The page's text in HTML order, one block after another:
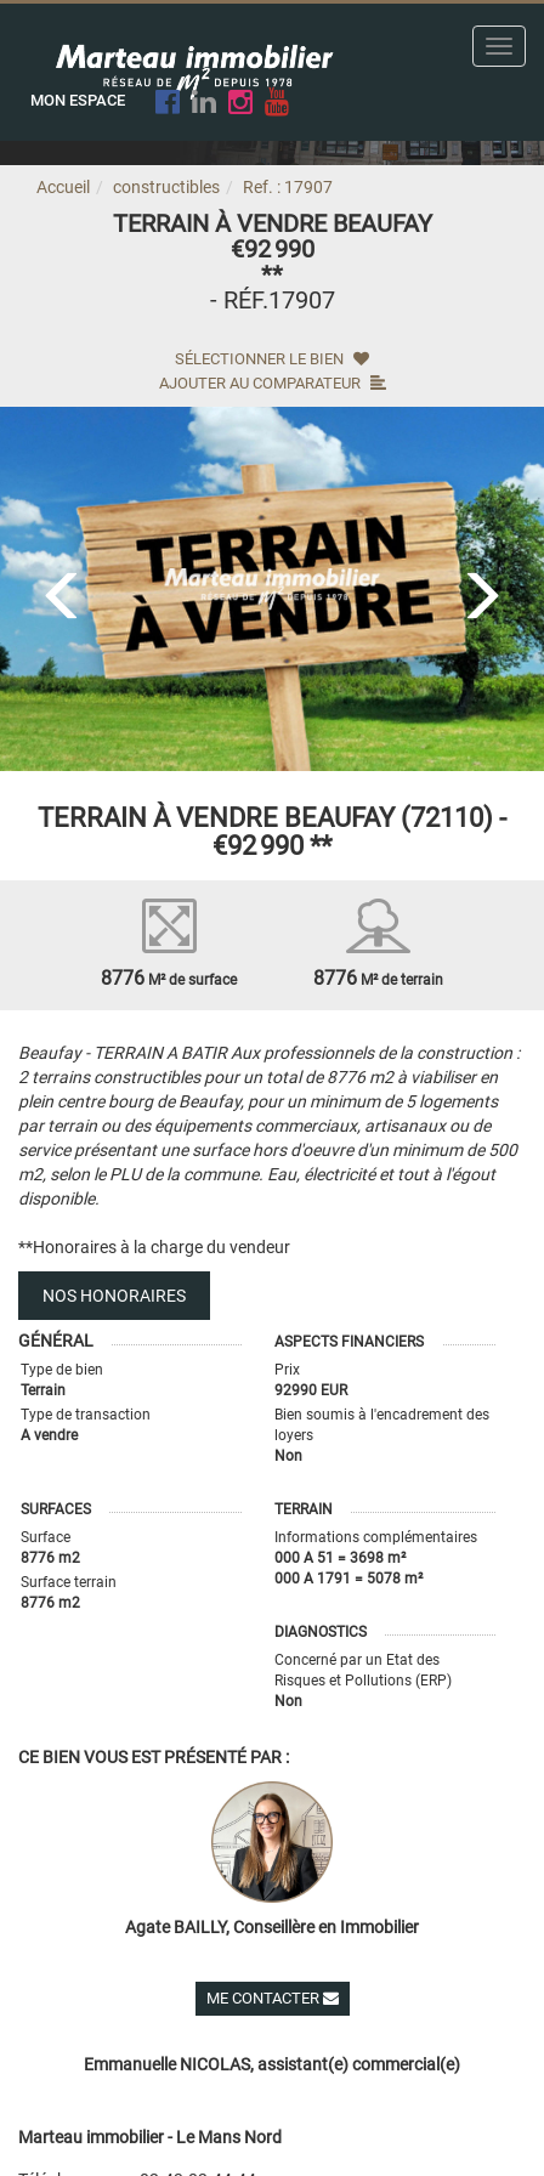
MON ESPACE
Accueil constructibles Ref. : 17907
TERRAIN À VENDRE BEAUFAY
€92 990
**
- RÉF.17907
SÉLECTIONNER LE BIEN
AJOUTER AU COMPARATEUR
TERRAIN À VENDRE BEAUFAY (72110) -
€92 990 **
8776 M² de surface 8776 M² de terrain
Beaufay - TERRAIN A BATIR Aux professionnels de la construction :
2 terrains constructibles pour un total de 8776 m2 à viabiliser en
plein centre bourg de Beaufay, pour un minimum de 5 logements
par terrain ou des équipements commerciaux, artisanaux ou de
service présentant une surface hors d'oeuvre d'un minimum de 500
m2, selon le PLU de la commune. Eau, électricité et tout à l'égout
disponible.
**Honoraires à la charge du vendeur
NOS HONORAIRES
GÉNÉRAL
Type de bien
Terrain
Type de transaction
A vendre
ASPECTS FINANCIERS
Prix
92990 EUR
Bien soumis à l'encadrement des
loyers
Non
SURFACES
Surface
8776 m2
Surface terrain
8776 m2
TERRAIN
Informations complémentaires
000 A 51 = 3698 m²
000 A 1791 = 5078 m²
DIAGNOSTICS
Concerné par un Etat des
Risques et Pollutions (ERP)
Non
CE BIEN VOUS EST PRÉSENTÉ PAR :
Agate BAILLY, Conseillère en Immobilier
ME CONTACTER
Emmanuelle NICOLAS, assistant(e) commercial(e)
Marteau immobilier - Le Mans Nord